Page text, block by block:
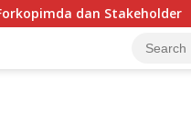
DPRD dan